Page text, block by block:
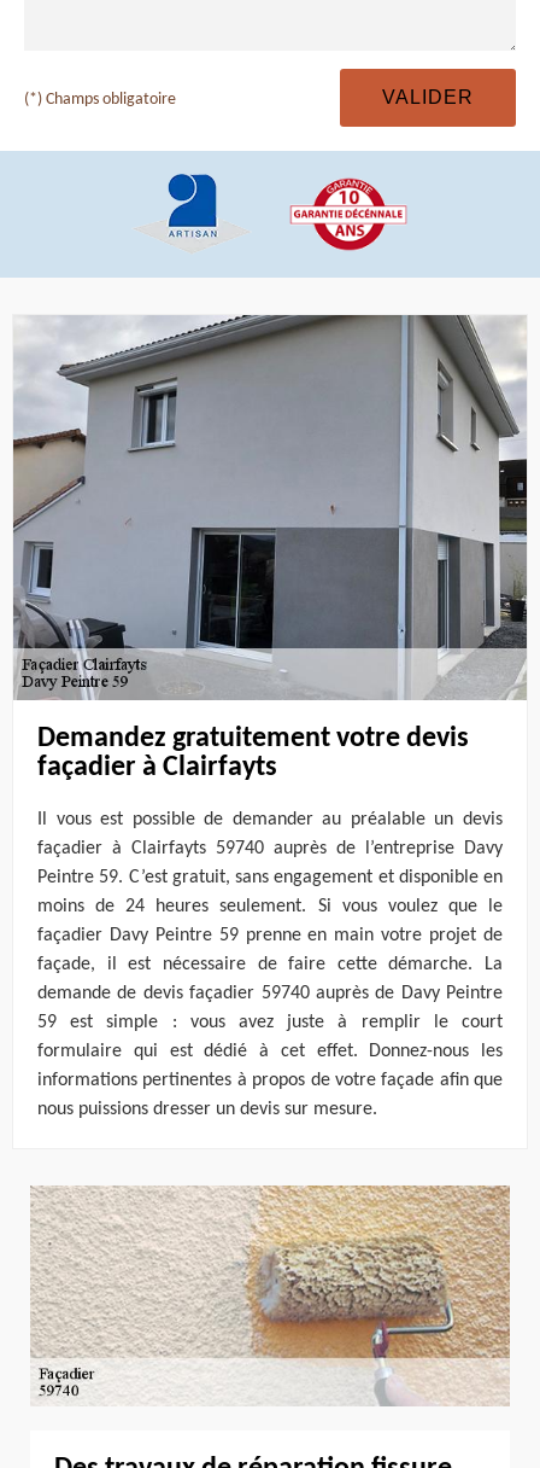
(*) Champs obligatoire
Demandez gratuitement votre devis
façadier à Clairfayts
Il vous est possible de demander au préalable un devis
façadier à Clairfayts 59740 auprès de l’entreprise Davy
Peintre 59. C’est gratuit, sans engagement et disponible en
moins de 24 heures seulement. Si vous voulez que le
façadier Davy Peintre 59 prenne en main votre projet de
façade, il est nécessaire de faire cette démarche. La
demande de devis façadier 59740 auprès de Davy Peintre
59 est simple : vous avez juste à remplir le court
formulaire qui est dédié à cet effet. Donnez-nous les
informations pertinentes à propos de votre façade afin que
nous puissions dresser un devis sur mesure.